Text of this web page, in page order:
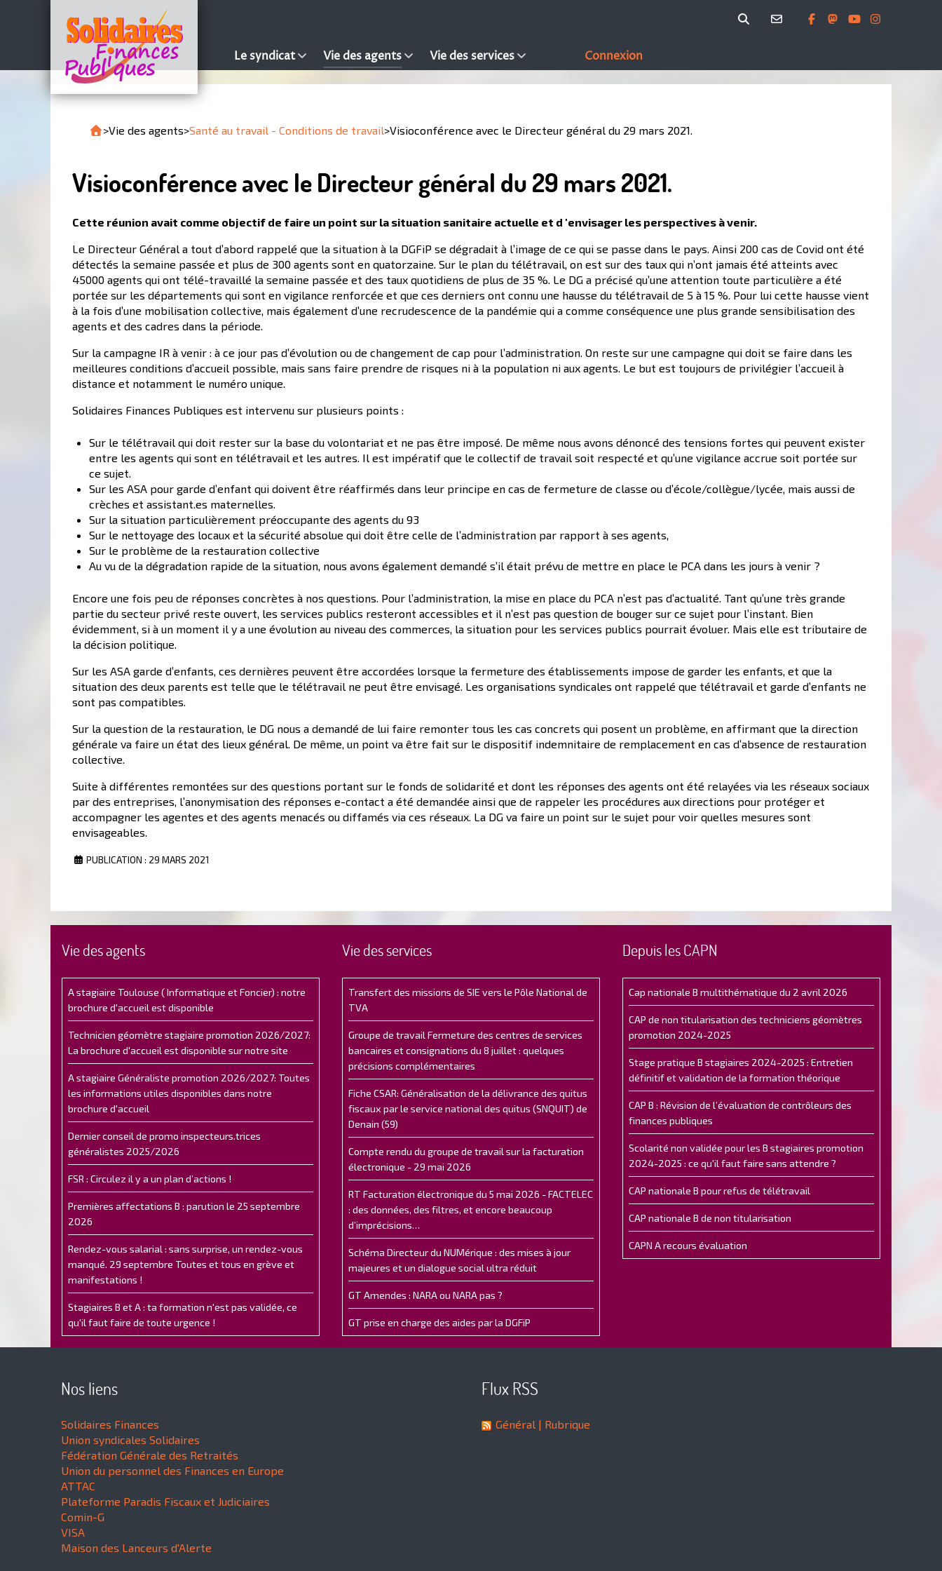
Le syndicat Vie des agents Vie des services Connexion
>Vie des agents>Santé au travail - Conditions de travail>Visioconférence avec le Directeur général du 29 mars 2021.
Visioconférence avec le Directeur général du 29 mars 2021.
Cette réunion avait comme objectif de faire un point sur la situation sanitaire actuelle et d 'envisager les perspectives à venir.
Le Directeur Général a tout d’abord rappelé que la situation à la DGFiP se dégradait à l’image de ce qui se passe dans le pays. Ainsi 200 cas de Covid ont été
détectés la semaine passée et plus de 300 agents sont en quatorzaine. Sur le plan du télétravail, on est sur des taux qui n’ont jamais été atteints avec
45000 agents qui ont télé-travaillé la semaine passée et des taux quotidiens de plus de 35 %. Le DG a précisé qu’une attention toute particulière a été
portée sur les départements qui sont en vigilance renforcée et que ces derniers ont connu une hausse du télétravail de 5 à 15 %. Pour lui cette hausse vient
à la fois d’une mobilisation collective, mais également d’une recrudescence de la pandémie qui a comme conséquence une plus grande sensibilisation des
agents et des cadres dans la période.
Sur la campagne IR à venir : à ce jour pas d’évolution ou de changement de cap pour l’administration. On reste sur une campagne qui doit se faire dans les
meilleures conditions d’accueil possible, mais sans faire prendre de risques ni à la population ni aux agents. Le but est toujours de privilégier l’accueil à
distance et notamment le numéro unique.
Solidaires Finances Publiques est intervenu sur plusieurs points :
Sur le télétravail qui doit rester sur la base du volontariat et ne pas être imposé. De même nous avons dénoncé des tensions fortes qui peuvent exister
entre les agents qui sont en télétravail et les autres. Il est impératif que le collectif de travail soit respecté et qu’une vigilance accrue soit portée sur
ce sujet.
Sur les ASA pour garde d’enfant qui doivent être réaffirmés dans leur principe en cas de fermeture de classe ou d’école/collègue/lycée, mais aussi de
crèches et assistant.es maternelles.
Sur la situation particulièrement préoccupante des agents du 93
Sur le nettoyage des locaux et la sécurité absolue qui doit être celle de l’administration par rapport à ses agents,
Sur le problème de la restauration collective
Au vu de la dégradation rapide de la situation, nous avons également demandé s’il était prévu de mettre en place le PCA dans les jours à venir ?
Encore une fois peu de réponses concrètes à nos questions. Pour l’administration, la mise en place du PCA n’est pas d’actualité. Tant qu’une très grande
partie du secteur privé reste ouvert, les services publics resteront accessibles et il n’est pas question de bouger sur ce sujet pour l’instant. Bien
évidemment, si à un moment il y a une évolution au niveau des commerces, la situation pour les services publics pourrait évoluer. Mais elle est tributaire de
la décision politique.
Sur les ASA garde d’enfants, ces dernières peuvent être accordées lorsque la fermeture des établissements impose de garder les enfants, et que la
situation des deux parents est telle que le télétravail ne peut être envisagé. Les organisations syndicales ont rappelé que télétravail et garde d’enfants ne
sont pas compatibles.
Sur la question de la restauration, le DG nous a demandé de lui faire remonter tous les cas concrets qui posent un problème, en affirmant que la direction
générale va faire un état des lieux général. De même, un point va être fait sur le dispositif indemnitaire de remplacement en cas d’absence de restauration
collective.
Suite à différentes remontées sur des questions portant sur le fonds de solidarité et dont les réponses des agents ont été relayées via les réseaux sociaux
par des entreprises, l’anonymisation des réponses e-contact a été demandée ainsi que de rappeler les procédures aux directions pour protéger et
accompagner les agentes et des agents menacés ou diffamés via ces réseaux. La DG va faire un point sur le sujet pour voir quelles mesures sont
envisageables.
PUBLICATION : 29 MARS 2021
Vie des agents
A stagiaire Toulouse ( Informatique et Foncier) : notre
brochure d'accueil est disponible
Technicien géomètre stagiaire promotion 2026/2027:
La brochure d'accueil est disponible sur notre site
A stagiaire Généraliste promotion 2026/2027: Toutes
les informations utiles disponibles dans notre
brochure d'accueil
Dernier conseil de promo inspecteurs.trices
généralistes 2025/2026
FSR : Circulez il y a un plan d’actions !
Premières affectations B : parution le 25 septembre
2026
Rendez-vous salarial : sans surprise, un rendez-vous
manqué. 29 septembre Toutes et tous en grève et
manifestations !
Stagiaires B et A : ta formation n'est pas validée, ce
qu'il faut faire de toute urgence !
Vie des services
Transfert des missions de SIE vers le Pôle National de
TVA
Groupe de travail Fermeture des centres de services
bancaires et consignations du 8 juillet : quelques
précisions complémentaires
Fiche CSAR: Généralisation de la délivrance des quitus
fiscaux par le service national des quitus (SNQUIT) de
Denain (59)
Compte rendu du groupe de travail sur la facturation
électronique - 29 mai 2026
RT Facturation électronique du 5 mai 2026 - FACTELEC
: des données, des filtres, et encore beaucoup
d’imprécisions…
Schéma Directeur du NUMérique : des mises à jour
majeures et un dialogue social ultra réduit
GT Amendes : NARA ou NARA pas ?
GT prise en charge des aides par la DGFiP
Depuis les CAPN
Cap nationale B multithématique du 2 avril 2026
CAP de non titularisation des techniciens géomètres
promotion 2024-2025
Stage pratique B stagiaires 2024-2025 : Entretien
définitif et validation de la formation théorique
CAP B : Révision de l’évaluation de contrôleurs des
finances publiques
Scolarité non validée pour les B stagiaires promotion
2024-2025 : ce qu'il faut faire sans attendre ?
CAP nationale B pour refus de télétravail
CAP nationale B de non titularisation
CAPN A recours évaluation
Nos liens
Solidaires Finances
Union syndicales Solidaires
Fédération Générale des Retraités
Union du personnel des Finances en Europe
ATTAC
Plateforme Paradis Fiscaux et Judiciaires
Comin-G
VISA
Maison des Lanceurs d'Alerte
Flux RSS
Général | Rubrique